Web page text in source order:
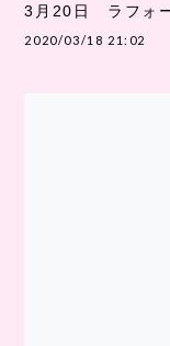
3月20日 ラフォ
2020/03/18 21:02